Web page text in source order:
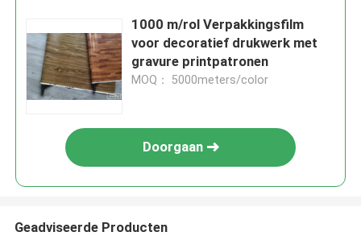
1000 m/rol Verpakkingsfilm
voor decoratief drukwerk met
gravure printpatronen
MOQ： 5000meters/color
Doorgaan
Geadviseerde Producten